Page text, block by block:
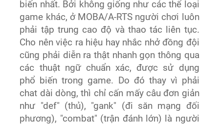
biến nhất. Bởi không giống như các thể loại
game khác, ở MOBA/A-RTS người chơi luôn
phải tập trung cao độ và thao tác liên tục.
Cho nên việc ra hiệu hay nhắc nhở đồng đội
cũng phải diễn ra thật nhanh gọn thông qua
các thuật ngữ chuẩn xác, được sử dụng
phổ biến trong game. Do đó thay vì phải
chat dài dòng, thì chỉ cấn mấy câu đơn giản
như "def" (thủ), "gank" (đi săn mạng đối
phương), "combat" (trận đánh lớn) là người